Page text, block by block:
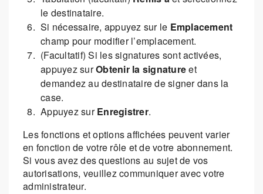
le destinataire.
Si nécessaire, appuyez sur le Emplacement
champ pour modifier l’emplacement.
(Facultatif) Si les signatures sont activées,
appuyez surObtenir la signatureet
demandez au destinataire de signer dans la
case.
Appuyez surEnregistrer.
Les fonctions et options affichées peuvent varier
en fonction de votre rôle et de votre abonnement.
Si vous avez des questions au sujet de vos
autorisations, veuillez communiquer avec votre
administrateur.